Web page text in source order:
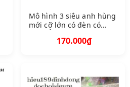
Mô hình 3 siêu anh hùng
mới cỡ lớn có đèn có
170.000₫